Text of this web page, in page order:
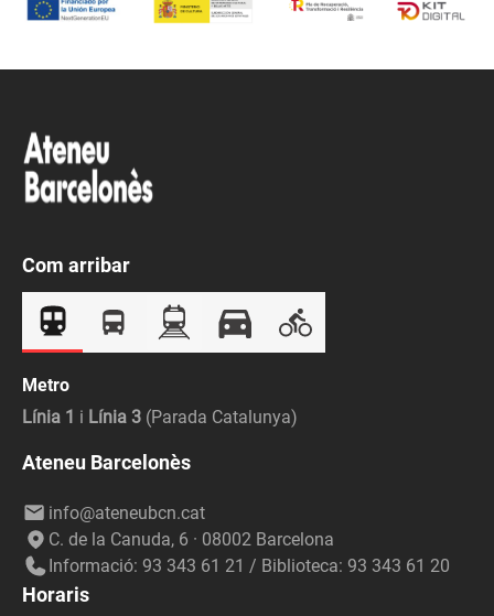
Com arribar
Metro
Línia 1 i Línia 3 (Parada Catalunya)
Ateneu Barcelonès
info@ateneubcn.cat
C. de la Canuda, 6 · 08002 Barcelona
Informació: 93 343 61 21 / Biblioteca: 93 343 61 20
Horaris